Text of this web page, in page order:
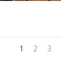
1 2 3